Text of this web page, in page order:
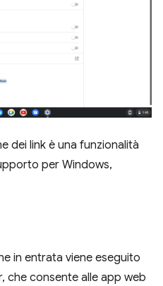
dei link è una funzionalità
per Windows,
in entrata viene eseguito
che consente alle app web